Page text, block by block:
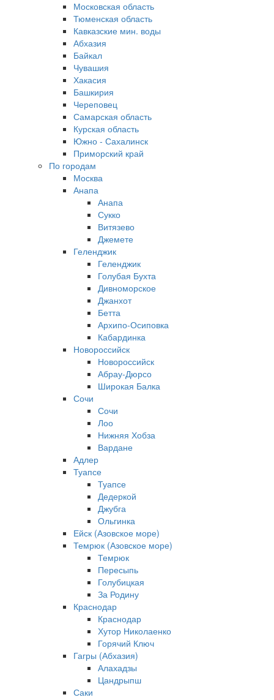
Московская область
Тюменская область
Кавказские мин. воды
Абхазия
Байкал
Чувашия
Хакасия
Башкирия
Череповец
Самарская область
Курская область
Южно - Сахалинск
Приморский край
По городам
Москва
Анапа
Анапа
Сукко
Витязево
Джемете
Геленджик
Геленджик
Голубая Бухта
Дивноморское
Джанхот
Бетта
Архипо-Осиповка
Кабардинка
Новороссийск
Новороссийск
Абрау-Дюрсо
Широкая Балка
Сочи
Сочи
Лоо
Нижняя Хобза
Вардане
Адлер
Туапсе
Туапсе
Дедеркой
Джубга
Ольгинка
Ейск (Азовское море)
Темрюк (Азовское море)
Темрюк
Пересыпь
Голубицкая
За Родину
Краснодар
Краснодар
Хутор Николаенко
Горячий Ключ
Гагры (Абхазия)
Алахадзы
Цандрыпш
Саки